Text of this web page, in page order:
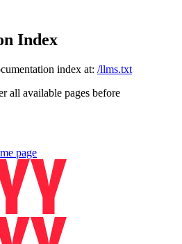
Index
index at: /llms.txt
all available pages before
page